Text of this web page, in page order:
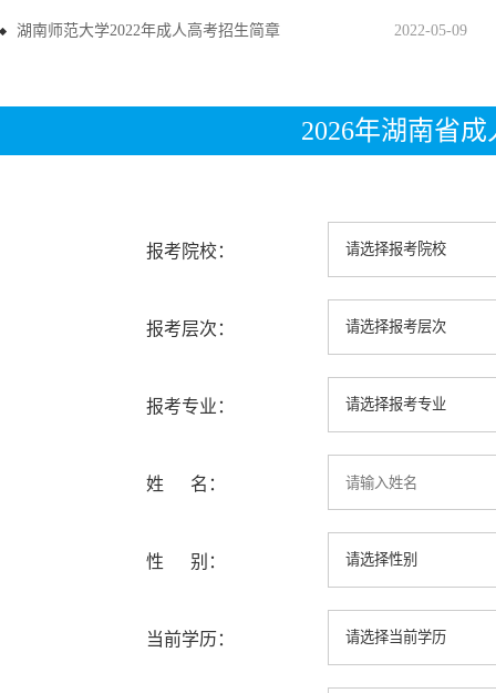
2022-05-09
湖南师范大学2022年成人高考招生简章
2026年湖南省
报考院校：
报考层次：
报考专业：
姓 名：
性 别：
当前学历：